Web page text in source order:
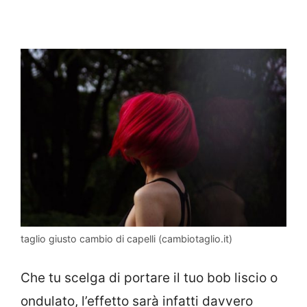
taglio giusto cambio di capelli (cambiotaglio.it)
Che tu scelga di portare il tuo bob liscio o
ondulato, l’effetto sarà infatti davvero